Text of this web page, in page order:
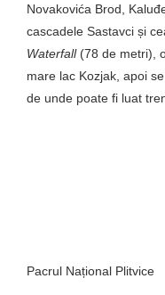
Novakovića Brod,
cascadele Sastavci și
Waterfall (78 de metri),
mare lac Kozjak, apoi
de unde poate fi luat
Pacrul Național Plitvice